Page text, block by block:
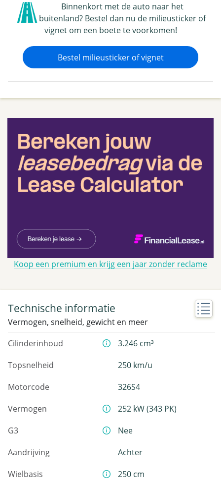
Binnenkort met de auto naar het
buitenland? Bestel dan nu de milieusticker of
vignet om een boete te voorkomen!
Bestel milieusticker of vignet
Koop een premium en krijg een jaar zonder reclame
Technische informatie
Vermogen, snelheid, gewicht en meer
Cilinderinhoud
3.246 cm³
Topsnelheid
250 km/u
Motorcode
326S4
Vermogen
252 kW (343 PK)
G3
Nee
Aandrijving
Achter
Wielbasis
250 cm